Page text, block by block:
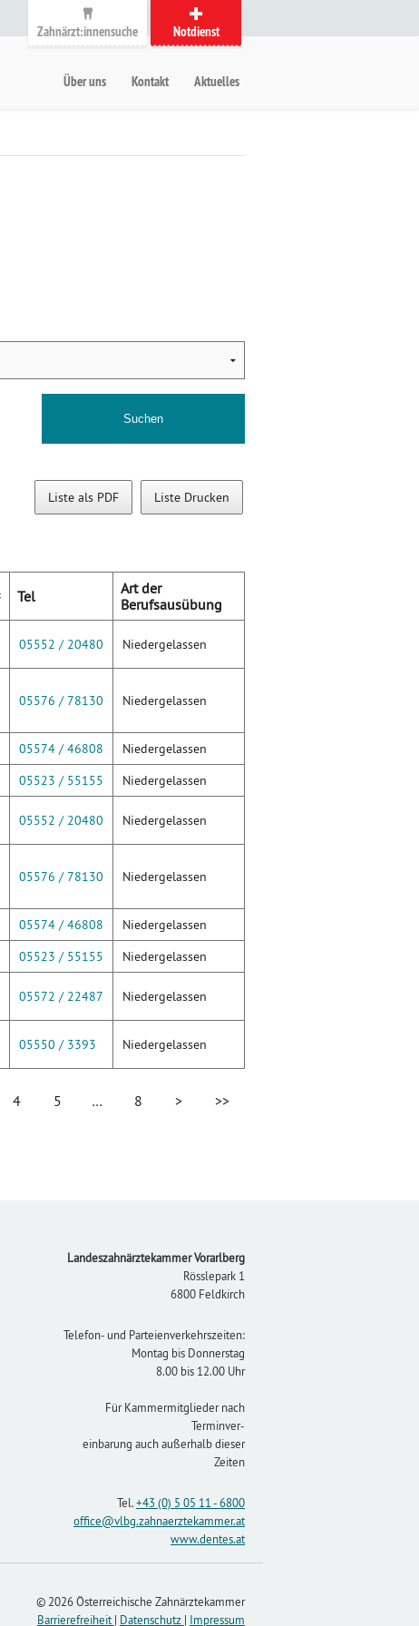
Zahnärzt:innensuche
Notdienst
Hauptmenü
Metanavigation
Über uns Kontakt Aktuelles
Liste als PDF Liste Drucken
Tel
Art der
Berufsausübung
05552 / 20480 Niedergelassen
05576 / 78130 Niedergelassen
05574 / 46808
Niedergelassen
05523 / 55155 Niedergelassen
05552 / 20480 Niedergelassen
05576 / 78130 Niedergelassen
05574 / 46808
Niedergelassen
05523 / 55155 Niedergelassen
05572 / 22487 Niedergelassen
05550 / 3393 Niedergelassen
4 5 … 8 > >>
Landeszahnärztekammer Vorarlberg
Rösslepark 1
6800 Feldkirch
Telefon- und Parteienverkehrszeiten:
Montag bis Donnerstag
8.00 bis 12.00 Uhr
Für Kammermitglieder nach
Terminver-
einbarung auch außerhalb dieser
Zeiten
Tel.+43 (0) 5 05 11 - 6800
office@vlbg.zahnaerztekammer.at
www.dentes.at
© 2026 Österreichische Zahnärztekammer
Barrierefreiheit | Datenschutz | Impressum